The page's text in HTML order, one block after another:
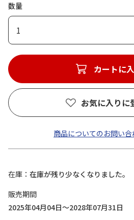
数量
1
カートに
お気に入りに
商品についてのお問い
在庫
在庫が残り少なくなりました。
販売期間
2025年04月04日～2028年07月31日